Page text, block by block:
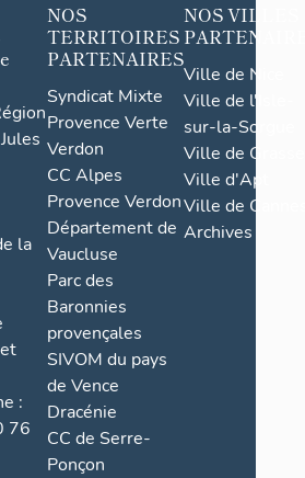
la
:
76
NOS
TERRITOIRES
PARTENAIRES
Syndicat Mixte
Provence Verte
Verdon
CC Alpes
Provence Verdon
Département de
Vaucluse
Parc des
Baronnies
provençales
SIVOM du pays
de Vence
Dracénie
CC de Serre-
Ponçon
NOS VILLES
Ville de Nice
Ville de l'Isle-
sur-la-Sorgue
Ville de Grasse
Ville d'Apt
Ville de
Archives